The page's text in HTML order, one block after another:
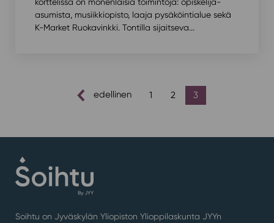
korttelissa on monenlaisia toimintoja: opiskelija-
asumista, musiikkiopisto, laaja pysäköintialue sekä
K-Market Ruokavinkki. Tontilla sijaitseva...
edellinen 1 2 3
Soihtu on Jyväskylän Yliopiston Ylioppilaskunta JYYn